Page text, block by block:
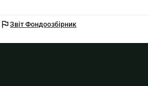
flagЗвіт Фондоозбірник